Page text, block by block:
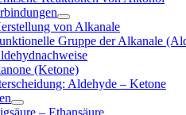
von Alkanale
Gruppe der Alkanale
(Ketone)
Aldehyde – Ketone
– Ethansäure